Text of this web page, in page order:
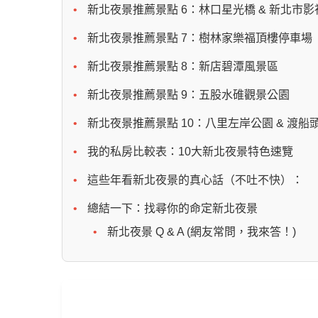
新北夜景推薦景點 6：林口星光橋 & 新北市影
新北夜景推薦景點 7：樹林家樂福頂樓停車場
新北夜景推薦景點 8：新店碧潭風景區
新北夜景推薦景點 9：五股水碓觀景公園
新北夜景推薦景點 10：八里左岸公園 & 渡船
我的私房比較表：10大新北夜景特色速覽
這些年看新北夜景的真心話（不吐不快）：
總結一下：找尋你的命定新北夜景
新北夜景 Q & A (網友常問，我來答！)